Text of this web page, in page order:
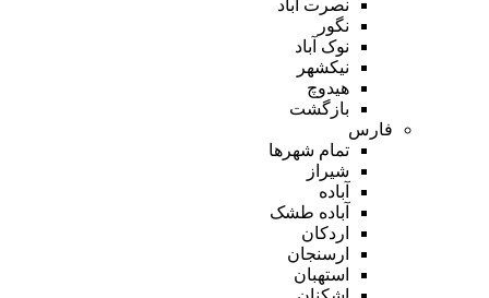
نصرت آباد
نگور
نوک آباد
نیکشهر
هیدوچ
بازگشت
فارس
تمام شهر‌ها
شیراز
آباده
آباده طشک
اردکان
ارسنجان
استهبان